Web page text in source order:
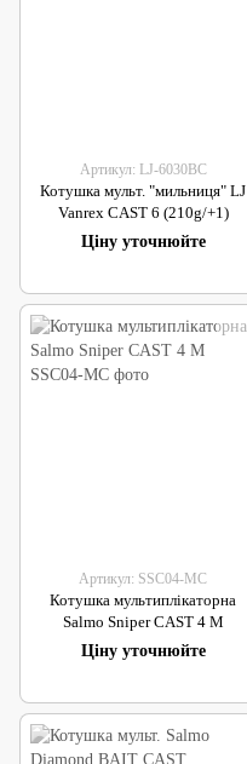
Артикул: LJ-6030BC
Котушка мульт. "мильниця" LJ
Vanrex CAST 6 (210g/+1)
Ціну уточнюйте
Артикул: SSC04-MC
Котушка мультиплікаторна
Salmo Sniper CAST 4 M
Ціну уточнюйте